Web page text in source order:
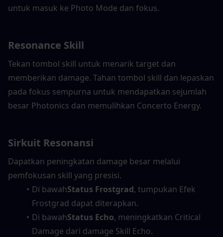
untuk masuk ke Photo Mode dan fokus.
Resonance Skill
Tekan tombol skill untuk menarik target dan
memberikan damage. Tahan tombol skill dan lepaskan
pada fokus sempurna untuk mendapatkan sejumlah
besar Photonics dan memulihkan Concerto Energy.
Sirkuit Resonansi
Dapatkan peningkatan damage besar melalui
pemfokusan skill yang presisi.
Di bawahStatus Frostgrad, tumpukan Efek
Frostgrad dapat diterapkan.
Di bawahStatus Echo, meningkatkan Critical
Damage dari damage Skill Echo.